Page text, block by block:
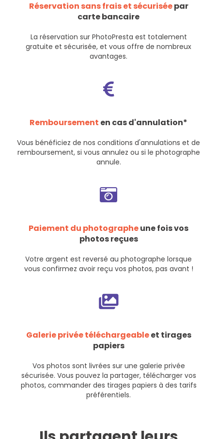
Réservation sans frais et sécuriséepar
carte bancaire
La réservation sur PhotoPresta est totalement
gratuite et sécurisée, et vous offre de nombreux
avantages.
Remboursement en cas d'annulation*
Vous bénéficiez de nos conditions d'annulations et de
remboursement, si vous annulez ou si le photographe
annule.
Paiement du photographeune fois vos
photos reçues
Votre argent est reversé au photographe lorsque
vous confirmez avoir reçu vos photos, pas avant !
Galerie privée téléchargeableet tirages
papiers
Vos photos sont livrées sur une galerie privée
sécurisée. Vous pouvez la partager, télécharger vos
photos, commander des tirages papiers à des tarifs
préférentiels.